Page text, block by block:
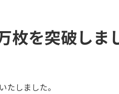
枚を突破しま
たしました。